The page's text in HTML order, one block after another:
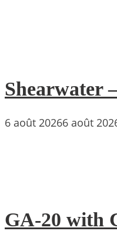
Shearwater
6 août 20266 août
GA-20 with